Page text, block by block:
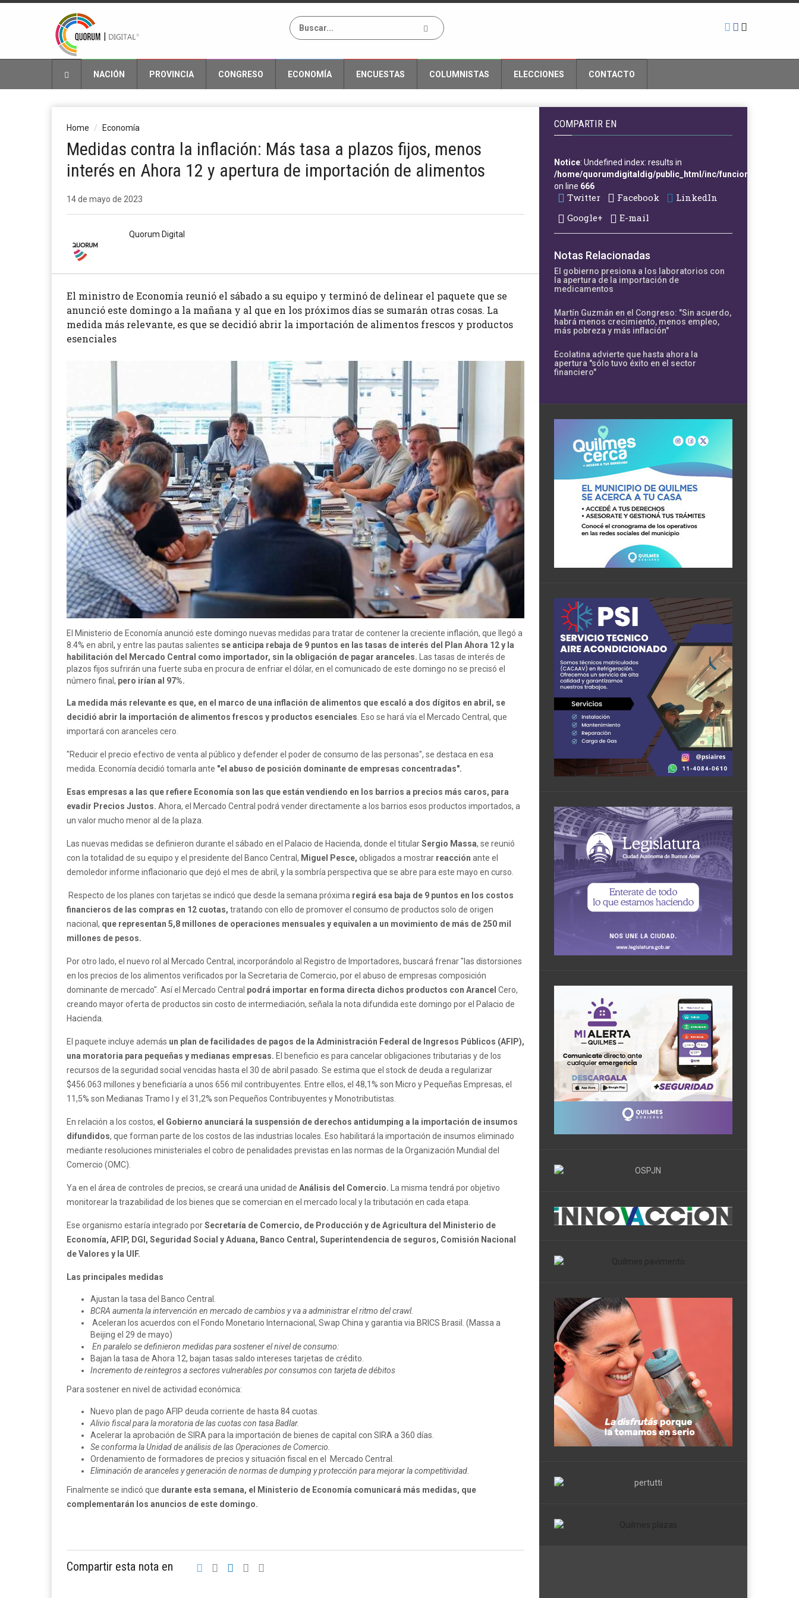
NACIÓN PROVINCIA CONGRESO ECONOMÍA ENCUESTAS COLUMNISTAS ELECCIONES CONTACTO
Home Economía
Medidas contra la inflación: Más tasa a plazos fijos, menos
interés en Ahora 12 y apertura de importación de alimentos
14 de mayo de 2023
Quorum Digital
El ministro de Economía reunió el sábado a su equipo y terminó de delinear el paquete que se
anunció este domingo a la mañana y al que en los próximos días se sumarán otras cosas. La
medida más relevante, es que se decidió abrir la importación de alimentos frescos y productos
esenciales
El Ministerio de Economía anunció este domingo nuevas medidas para tratar de contener la creciente inflación, que llegó a
8.4% en abril , y entre las pautas salientes se anticipa rebaja de 9 puntos en las tasas de interés del Plan Ahora 12 y la
habilitación del Mercado Central como importador, sin la obligación de pagar aranceles. Las tasas de interés de
plazos fijos sufrirán una fuerte suba en procura de enfriar el dólar, en el comunicado de este domingo no se precisó el
número final, pero irían al 97%.
La medida más relevante es que, en el marco de una inflación de alimentos que escaló a dos dígitos en abril, se
decidió abrir la importación de alimentos frescos y productos esenciales. Eso se hará vía el Mercado Central, que
importará con aranceles cero.
"Reducir el precio efectivo de venta al público y defender el poder de consumo de las personas", se destaca en esa
medida. Economía decidió tomarla ante "el abuso de posición dominante de empresas concentradas".
Esas empresas a las que refiere Economía son las que están vendiendo en los barrios a precios más caros, para
evadir Precios Justos. Ahora, el Mercado Central podrá vender directamente a los barrios esos productos importados, a
un valor mucho menor al de la plaza.
Las nuevas medidas se definieron durante el sábado en el Palacio de Hacienda, donde el titularSergio Massa, se reunió
con la totalidad de su equipo y el presidente del Banco Central, Miguel Pesce, obligados a mostrar reacción ante el
demoledor informe inflacionario que dejó el mes de abril, y la sombría perspectiva que se abre para este mayo en curso.
Respecto de los planes con tarjetas se indicó que desde la semana próxima regirá esa baja de 9 puntos en los costos
financieros de las compras en 12 cuotas, tratando con ello de promover el consumo de productos solo de origen
nacional, que representan 5,8 millones de operaciones mensuales y equivalen a un movimiento de más de 250 mil
millones de pesos.
Por otro lado, el nuevo rol al Mercado Central, incorporándolo al Registro de Importadores, buscará frenar "las distorsiones
en los precios de los alimentos verificados por la Secretaria de Comercio, por el abuso de empresas composición
dominante de mercado". Así el Mercado Central podrá importar en forma directa dichos productos con Arancel Cero,
creando mayor oferta de productos sin costo de intermediación, señala la nota difundida este domingo por el Palacio de
Hacienda.
El paquete incluye además un plan de facilidades de pagos de la Administración Federal de Ingresos Públicos (AFIP),
una moratoria para pequeñas y medianas empresas. El beneficio es para cancelar obligaciones tributarias y de los
recursos de la seguridad social vencidas hasta el 30 de abril pasado. Se estima que el stock de deuda a regularizar
$456.063 millones y beneficiaría a unos 656 mil contribuyentes. Entre ellos, el 48,1% son Micro y Pequeñas Empresas, el
11,5% son Medianas Tramo I y el 31,2% son Pequeños Contribuyentes y Monotributistas.
En relación a los costos, el Gobierno anunciará la suspensión de derechos antidumping a la importación de insumos
difundidos, que forman parte de los costos de las industrias locales. Eso habilitará la importación de insumos eliminado
mediante resoluciones ministeriales el cobro de penalidades previstas en las normas de la Organización Mundial del
Comercio (OMC).
Ya en el área de controles de precios, se creará una unidad de Análisis del Comercio. La misma tendrá por objetivo
monitorear la trazabilidad de los bienes que se comercian en el mercado local y la tributación en cada etapa.
Ese organismo estaría integrado porSecretaría de Comercio, de Producción y de Agricultura del Ministerio de
Economía, AFIP, DGI, Seguridad Social y Aduana, Banco Central, Superintendencia de seguros, Comisión Nacional
de Valores y la UIF.
Las principales medidas
Ajustan la tasa del Banco Central.
BCRA aumenta la intervención en mercado de cambios y va a administrar el ritmo del crawl.
Aceleran los acuerdos con el Fondo Monetario Internacional, Swap China y garantia via BRICS Brasil. (Massa a
Beijing el 29 de mayo)
En paralelo se definieron medidas para sostener el nivel de consumo:
Bajan la tasa de Ahora 12, bajan tasas saldo intereses tarjetas de crédito.
Incremento de reintegros a sectores vulnerables por consumos con tarjeta de débitos
Para sostener en nivel de actividad económica:
Nuevo plan de pago AFIP deuda corriente de hasta 84 cuotas.
Alivio fiscal para la moratoria de las cuotas con tasa Badlar.
Acelerar la aprobación de SIRA para la importación de bienes de capital con SIRA a 360 días.
Se conforma la Unidad de análisis de las Operaciones de Comercio.
Ordenamiento de formadores de precios y situación fiscal en el Mercado Central.
Eliminación de aranceles y generación de normas de dumping y protección para mejorar la competitividad.
Finalmente se indicó que durante esta semana, el Ministerio de Economía comunicará más medidas, que
complementarán los anuncios de este domingo.
Compartir esta nota en
COMPARTIR EN
Notice: Undefined index: results in
/home/quorumdigitaldig/public_html/inc/funciones.php
on line 666
Twitter Facebook
LinkedIn
Google+
E-mail
Notas Relacionadas
El gobierno presiona a los laboratorios con
la apertura de la importación de
medicamentos
Martín Guzmán en el Congreso: "Sin acuerdo,
habrá menos crecimiento, menos empleo,
más pobreza y más inflación"
Ecolatina advierte que hasta ahora la
apertura "sólo tuvo éxito en el sector
financiero"